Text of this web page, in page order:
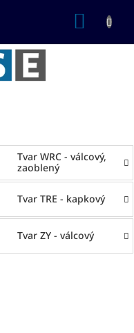
Tvar WRC - válcový,
zaoblený
Tvar TRE - kapkový
Tvar ZY - válcový